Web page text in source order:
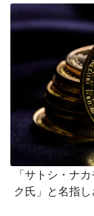
「サトシ・ナ
ク氏」と名指